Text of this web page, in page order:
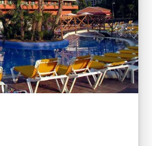
TUI